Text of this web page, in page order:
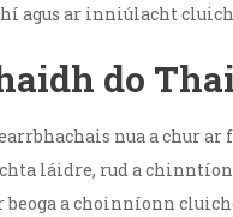
agus ar inniúlacht
do
nua a chur
láidre, rud a
a choinníonn